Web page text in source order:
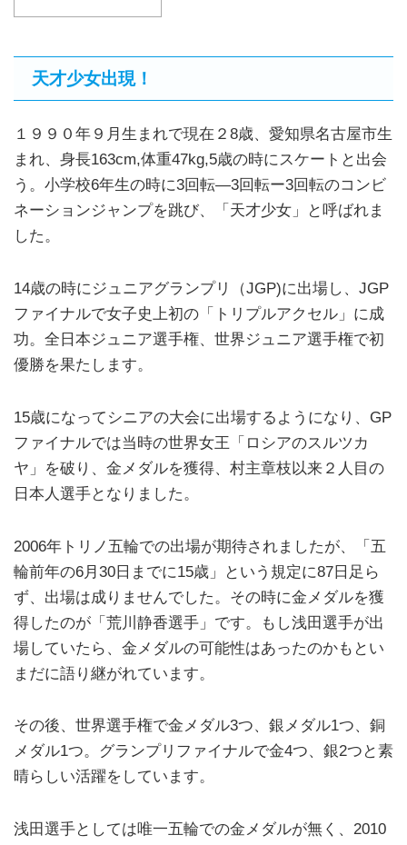
天才少女出現！
１９９０年９月生まれで現在２8歳、愛知県名古屋市生
まれ、身長163cm,体重47kg,5歳の時にスケートと出会
う。小学校6年生の時に3回転―3回転ー3回転のコンビ
ネーションジャンプを跳び、「天才少女」と呼ばれま
した。
14歳の時にジュニアグランプリ（JGP)に出場し、JGP
ファイナルで女子史上初の「トリプルアクセル」に成
功。全日本ジュニア選手権、世界ジュニア選手権で初
優勝を果たします。
15歳になってシニアの大会に出場するようになり、GP
ファイナルでは当時の世界女王「ロシアのスルツカ
ヤ」を破り、金メダルを獲得、村主章枝以来２人目の
日本人選手となりました。
2006年トリノ五輪での出場が期待されましたが、「五
輪前年の6月30日までに15歳」という規定に87日足ら
ず、出場は成りませんでした。その時に金メダルを獲
得したのが「荒川静香選手」です。もし浅田選手が出
場していたら、金メダルの可能性はあったのかもとい
まだに語り継がれています。
その後、世界選手権で金メダル3つ、銀メダル1つ、銅
メダル1つ。グランプリファイナルで金4つ、銀2つと素
晴らしい活躍をしています。
浅田選手としては唯一五輪での金メダルが無く、2010